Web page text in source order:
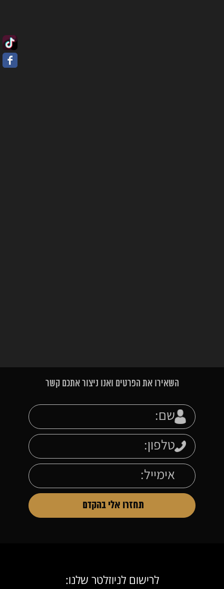
השאירו את הפרטים ואנו ניצור אתכם קשר
לרישום לניוזלטר שלנו: